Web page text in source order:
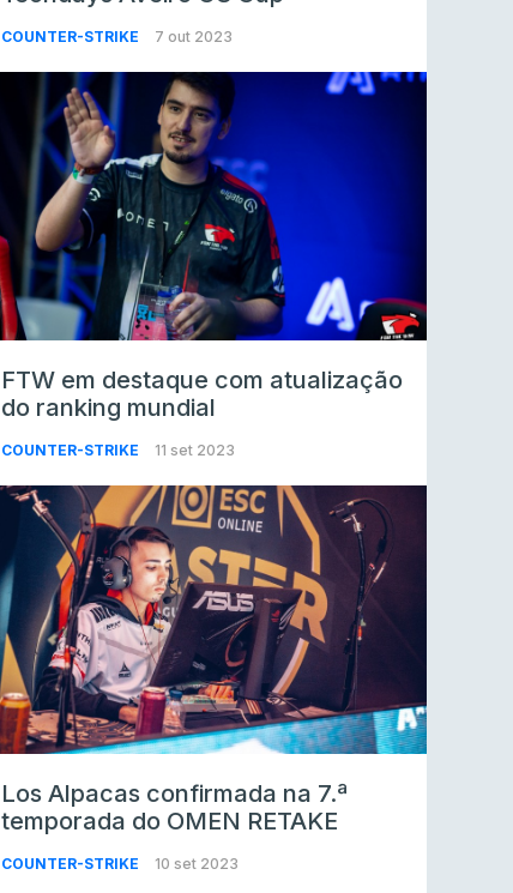
COUNTER-STRIKE 7 out 2023
FTW em destaque com atualização
do ranking mundial
COUNTER-STRIKE 11 set 2023
Los Alpacas confirmada na 7.ª
temporada do OMEN RETAKE
COUNTER-STRIKE 10 set 2023